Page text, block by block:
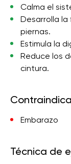
Calma el
Desarrolla
piernas.
Estimula la
Reduce los
cintura.
Embarazo
Técnica de